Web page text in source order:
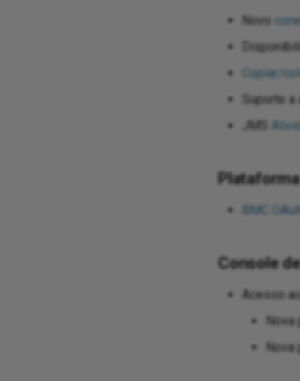
Novo
Copiar/
Suporte
JMS
BMC
Console
Acesso ao
Nova
Nova